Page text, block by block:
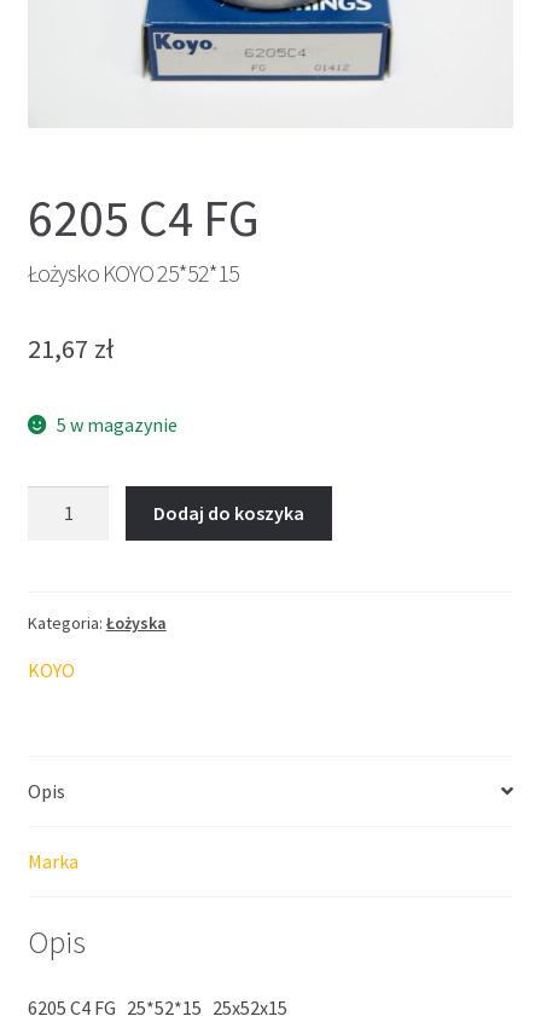
6205 C4 FG
Łożysko KOYO 25*52*15
21,67 zł
5 w magazynie
Dodaj do koszyka
Kategoria: Łożyska
KOYO
Opis
Marka
Opis
6205 C4 FG 25*52*15 25x52x15